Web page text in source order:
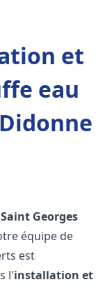
et
eau
Saint Georges
équipe de
est
l'installation et